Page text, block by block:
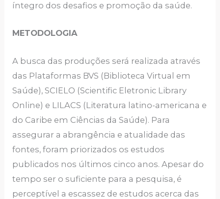
íntegro dos desafios e promoção da saúde.
METODOLOGIA
A busca das produções será realizada através
das Plataformas BVS (Biblioteca Virtual em
Saúde), SCIELO (Scientific Eletronic Library
Online) e LILACS (Literatura latino-americana e
do Caribe em Ciências da Saúde). Para
assegurar a abrangência e atualidade das
fontes, foram priorizados os estudos
publicados nos últimos cinco anos. Apesar do
tempo ser o suficiente para a pesquisa, é
perceptível a escassez de estudos acerca das